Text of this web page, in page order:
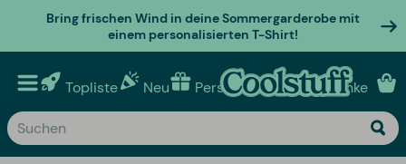
Bring frischen Wind in deine Sommergarderobe mit
einem personalisierten T-Shirt!
Topliste Neu Personalisierte geschenke